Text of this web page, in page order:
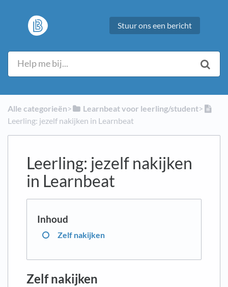
Stuur ons een bericht
Alle categorieën​>​ ​Learnbeat voor leerling/student​>​
Leerling: jezelf nakijken in Learnbeat
Leerling: jezelf nakijken
in Learnbeat
Zelf nakijken
Zelf nakijken